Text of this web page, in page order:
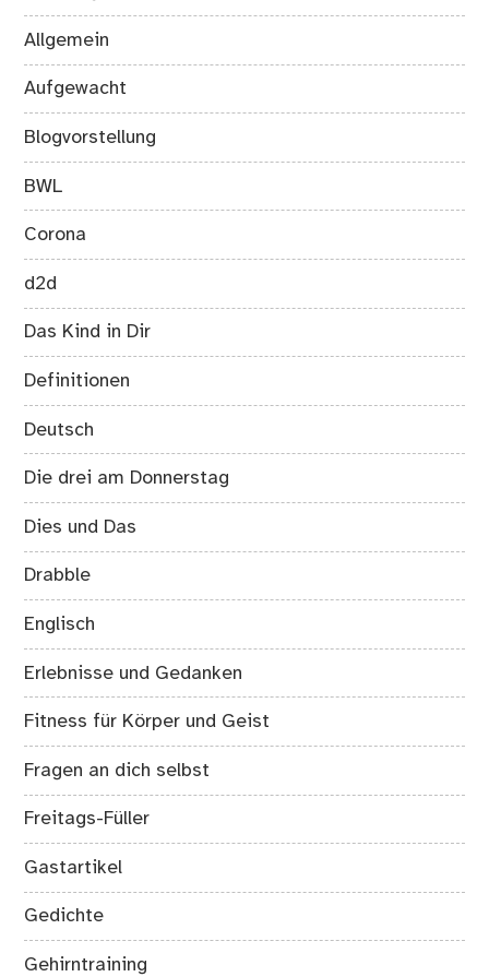
Allgemein
Aufgewacht
Blogvorstellung
BWL
Corona
d2d
Das Kind in Dir
Definitionen
Deutsch
Die drei am Donnerstag
Dies und Das
Drabble
Englisch
Erlebnisse und Gedanken
Fitness für Körper und Geist
Fragen an dich selbst
Freitags-Füller
Gastartikel
Gedichte
Gehirntraining